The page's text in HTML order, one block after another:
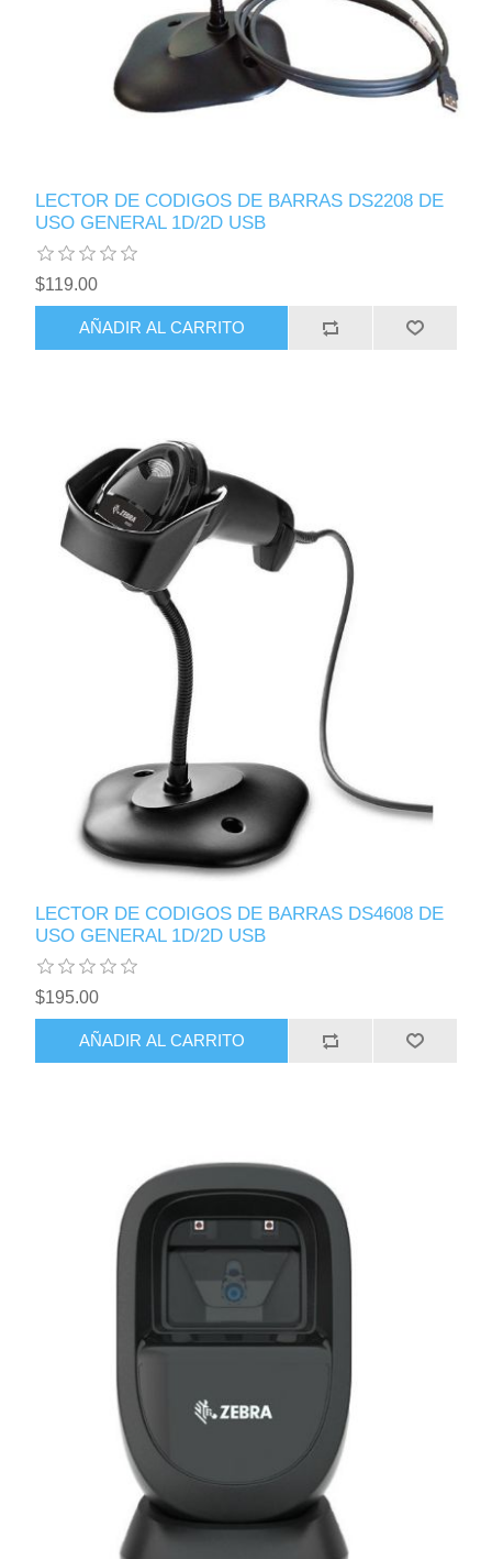
LECTOR DE CODIGOS DE BARRAS DS2208 DE
USO GENERAL 1D/2D USB
$119.00
AÑADIR AL CARRITO
LECTOR DE CODIGOS DE BARRAS DS4608 DE
USO GENERAL 1D/2D USB
$195.00
AÑADIR AL CARRITO